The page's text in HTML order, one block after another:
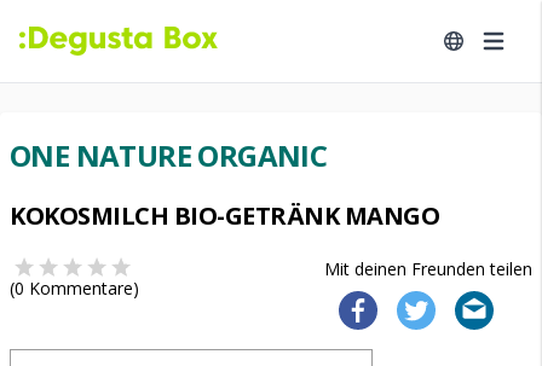
ONE NATURE ORGANIC
KOKOSMILCH BIO-GETRÄNK MANGO
Mit deinen Freunden teilen
(0 Kommentare)